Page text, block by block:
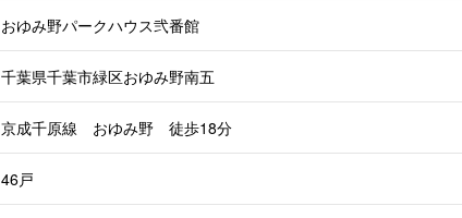
おゆみ野パークハウス弐番館
千葉県千葉市緑区おゆみ野南五
京成千原線 おゆみ野 徒歩18分
46戸